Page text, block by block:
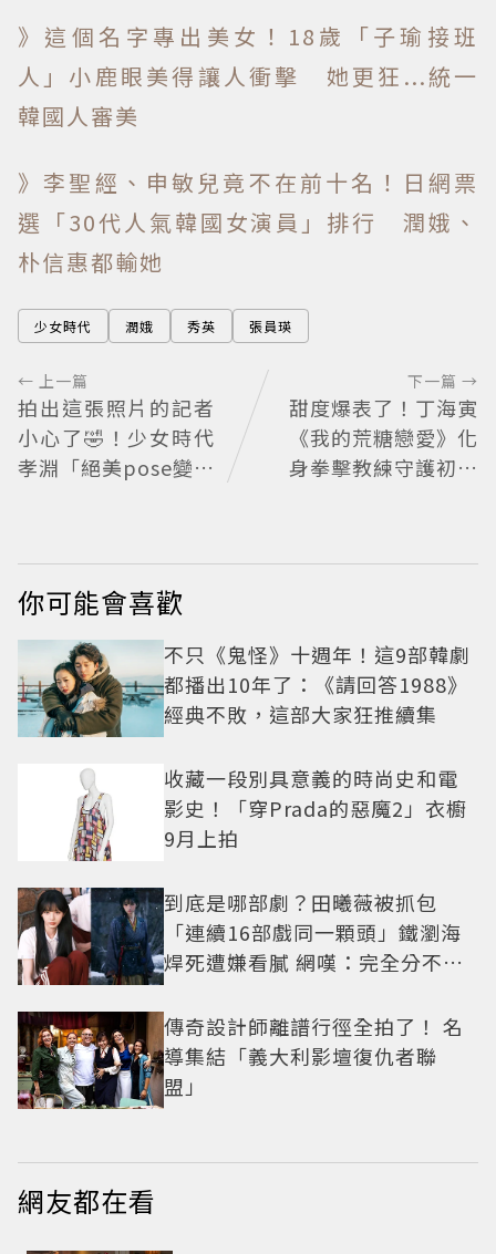
》這個名字專出美女！18歲「子瑜接班
人」小鹿眼美得讓人衝擊 她更狂...統一
韓國人審美
》李聖經、申敏兒竟不在前十名！日網票
選「30代人氣韓國女演員」排行 潤娥、
朴信惠都輸她
少女時代 潤娥 秀英 張員瑛
← 上一篇
拍出這張照片的記者
小心了🤣！少女時代
孝淵「絕美pose變搞
下一篇 →
甜度爆表了！丁海寅
《我的荒糖戀愛》化
身拳擊教練守護初戀
你可能會喜歡
不只《鬼怪》十週年！這9部韓劇
都播出10年了：《請回答1988》
經典不敗，這部大家狂推續集
收藏一段別具意義的時尚史和電
影史！「穿Prada的惡魔2」衣櫥
9月上拍
到底是哪部劇？田曦薇被抓包
「連續16部戲同一顆頭」鐵瀏海
焊死遭嫌看膩 網嘆：完全分不出
傳奇設計師離譜行徑全拍了！ 名
導集結「義大利影壇復仇者聯
盟」
網友都在看